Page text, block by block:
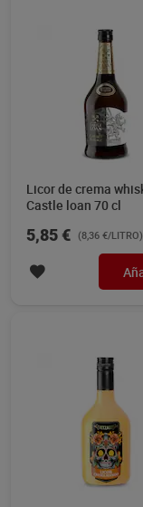
Licor de crema
Castle loan 70 cl
5,85 € (8,36 €/LITRO)